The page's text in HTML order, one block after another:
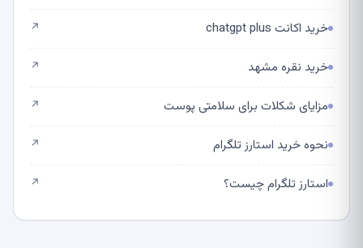
خرید اکانت chatgpt plus ↗
خرید نقره مشهد ↗
مزایای شکلات برای سلامتی پوست ↗
نحوه خرید استارز تلگرام ↗
استارز تلگرام چیست؟ ↗